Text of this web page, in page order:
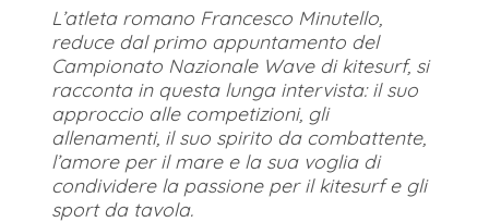
L’atleta romano Francesco Minutello,
reduce dal primo appuntamento del
Campionato Nazionale Wave di kitesurf, si
racconta in questa lunga intervista: il suo
approccio alle competizioni, gli
allenamenti, il suo spirito da combattente,
l’amore per il mare e la sua voglia di
condividere la passione per il kitesurf e gli
sport da tavola.